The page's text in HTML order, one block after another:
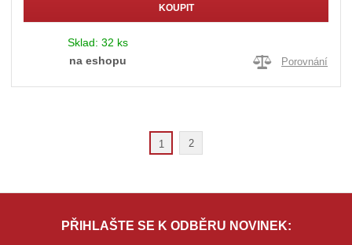
KOUPIT
Sklad: 32 ks
na eshopu
Porovnání
1 2
PŘIHLAŠTE SE K ODBĚRU NOVINEK: